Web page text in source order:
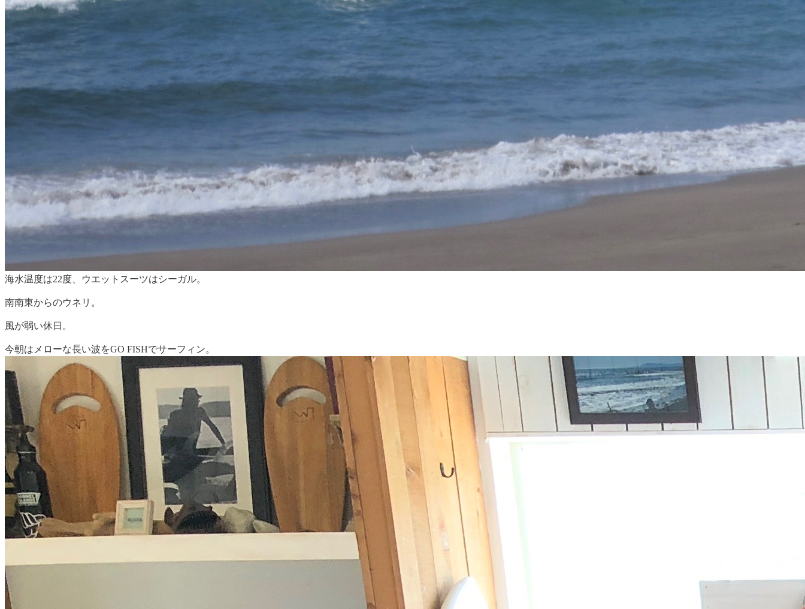
海水温度は22度、ウエットスーツはシーガル。
南南東からのウネリ。
風が弱い休日。
今朝はメローな長い波をGO FISHでサーフィン。